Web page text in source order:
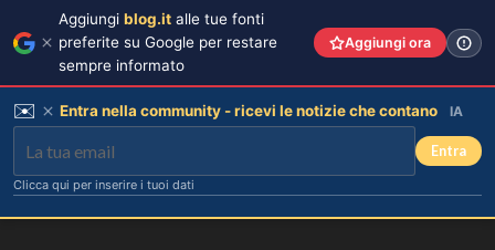
Aggiungi blog.it alle tue fonti
preferite su Google per restare
sempre informato
Aggiungi ora
✉️ Entra nella community - ricevi le notizie che contano IA
Entra
Clicca qui per inserire i tuoi dati